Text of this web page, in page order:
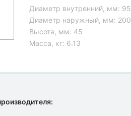
Диаметр внутренний, мм: 95
Диаметр наружный, мм: 200
Высота, мм: 45
Масса, кг: 6.13